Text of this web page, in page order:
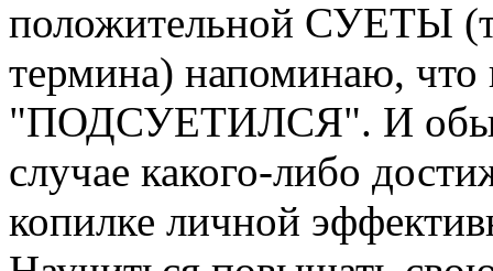
положительной СУЕТЫ
термина) напоминаю, что
"ПОДСУЕТИЛСЯ". И
случае какого-либо
копилке личной